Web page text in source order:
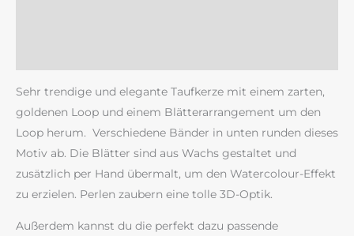
Sehr trendige und elegante Taufkerze mit einem zarten,
goldenen Loop und einem Blätterarrangement um den
Loop herum. Verschiedene Bänder in unten runden dieses
Motiv ab. Die Blätter sind aus Wachs gestaltet und
zusätzlich per Hand übermalt, um den Watercolour-Effekt
zu erzielen. Perlen zaubern eine tolle 3D-Optik.
Außerdem kannst du die perfekt dazu passende